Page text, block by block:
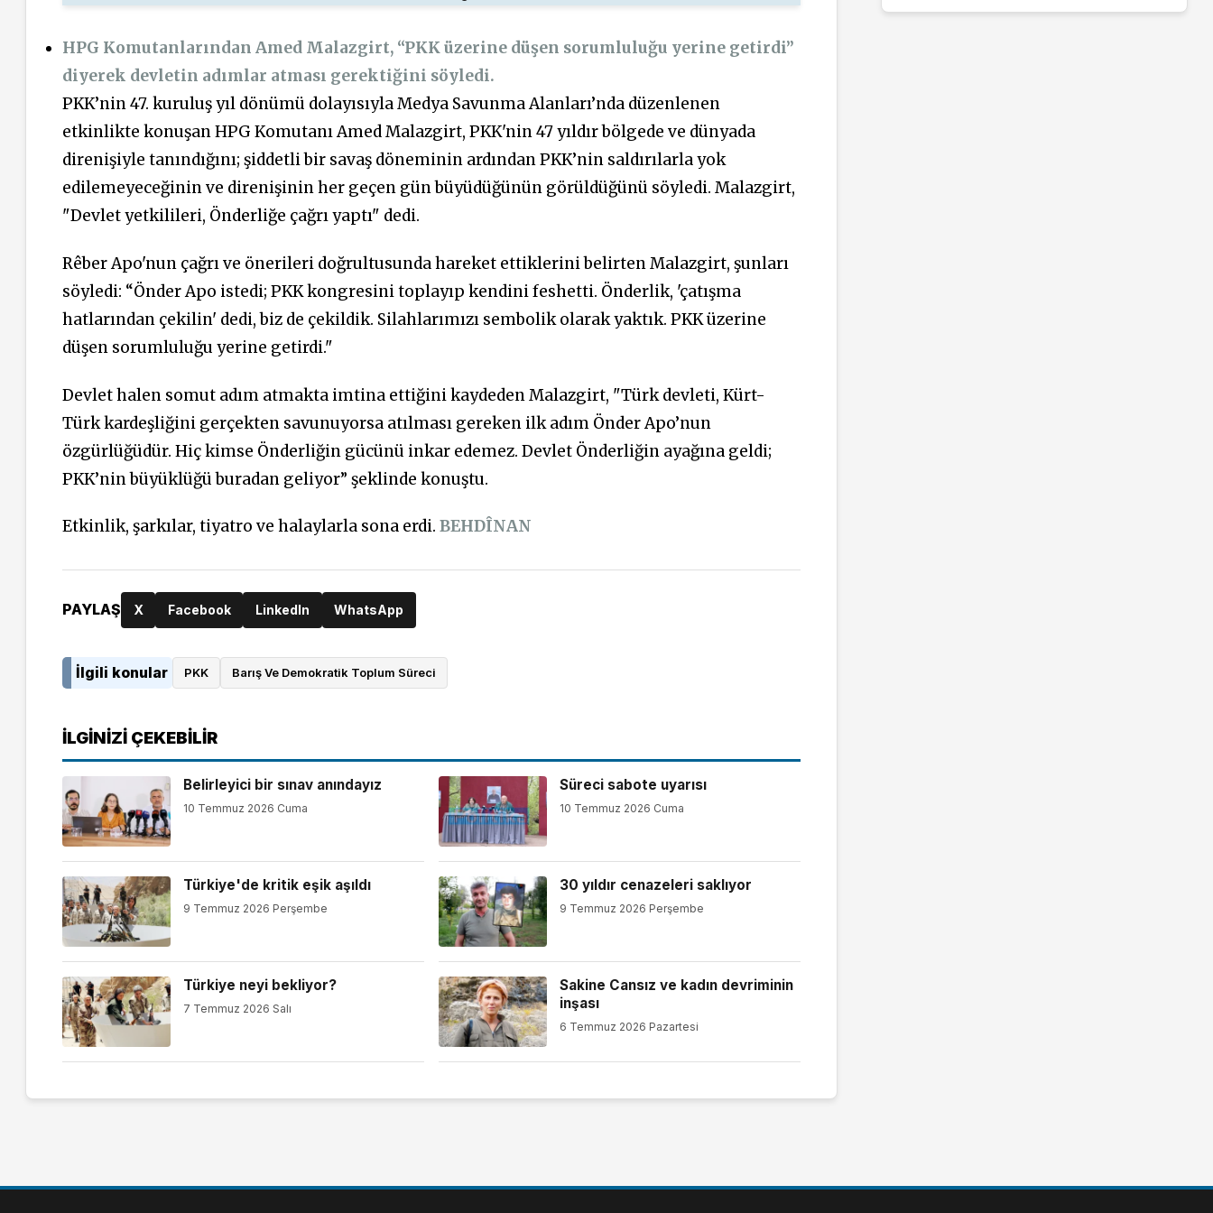
HPG Komutanlarından Amed Malazgirt, “PKK üzerine düşen sorumluluğu yerine getirdi”
diyerek devletin adımlar atması gerektiğini söyledi.
PKK’nin 47. kuruluş yıl dönümü dolayısıyla Medya Savunma Alanları’nda düzenlenen
etkinlikte konuşan HPG Komutanı Amed Malazgirt, PKK'nin 47 yıldır bölgede ve dünyada
direnişiyle tanındığını; şiddetli bir savaş döneminin ardından PKK’nin saldırılarla yok
edilemeyeceğinin ve direnişinin her geçen gün büyüdüğünün görüldüğünü söyledi. Malazgirt,
"Devlet yetkilileri, Önderliğe çağrı yaptı" dedi.
Rêber Apo'nun çağrı ve önerileri doğrultusunda hareket ettiklerini belirten Malazgirt, şunları
söyledi: “Önder Apo istedi; PKK kongresini toplayıp kendini feshetti. Önderlik, 'çatışma
hatlarından çekilin' dedi, biz de çekildik. Silahlarımızı sembolik olarak yaktık. PKK üzerine
düşen sorumluluğu yerine getirdi."
Devlet halen somut adım atmakta imtina ettiğini kaydeden Malazgirt, "Türk devleti, Kürt-
Türk kardeşliğini gerçekten savunuyorsa atılması gereken ilk adım Önder Apo’nun
özgürlüğüdür. Hiç kimse Önderliğin gücünü inkar edemez. Devlet Önderliğin ayağına geldi;
PKK’nin büyüklüğü buradan geliyor” şeklinde konuştu.
Etkinlik, şarkılar, tiyatro ve halaylarla sona erdi. BEHDÎNAN
PAYLAŞ X Facebook LinkedIn WhatsApp
İlgili konular PKK Barış Ve Demokratik Toplum Süreci
İLGINIZI ÇEKEBILIR
Belirleyici bir sınav anındayız
10 Temmuz 2026 Cuma
Süreci sabote uyarısı
10 Temmuz 2026 Cuma
Türkiye'de kritik eşik aşıldı
9 Temmuz 2026 Perşembe
30 yıldır cenazeleri saklıyor
9 Temmuz 2026 Perşembe
Türkiye neyi bekliyor?
7 Temmuz 2026 Salı
Sakine Cansız ve kadın devriminin
inşası
6 Temmuz 2026 Pazartesi